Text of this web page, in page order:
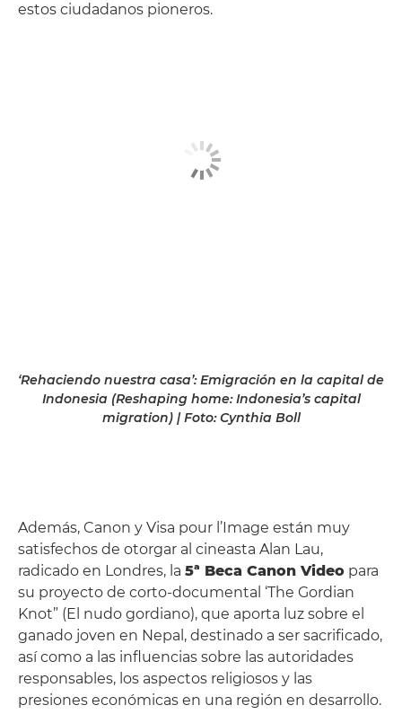
estos ciudadanos pioneros.
‘Rehaciendo nuestra casa’: Emigración en la capital de
Indonesia (Reshaping home: Indonesia’s capital
migration) | Foto: Cynthia Boll
Además, Canon y Visa pour l’Image están muy
satisfechos de otorgar al cineasta Alan Lau,
radicado en Londres, la 5ª Beca Canon Video para
su proyecto de corto-documental ‘The Gordian
Knot” (El nudo gordiano), que aporta luz sobre el
ganado joven en Nepal, destinado a ser sacrificado,
así como a las influencias sobre las autoridades
responsables, los aspectos religiosos y las
presiones económicas en una región en desarrollo.